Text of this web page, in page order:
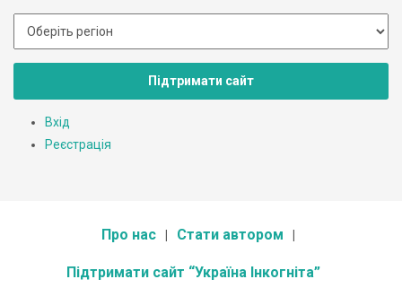
Підтримати сайт
Вхід
Реєстрація
Про нас Стати автором
Підтримати сайт “Україна Інкогніта”